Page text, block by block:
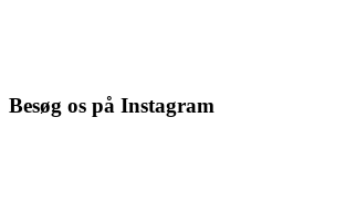
Besøg os på Instagram